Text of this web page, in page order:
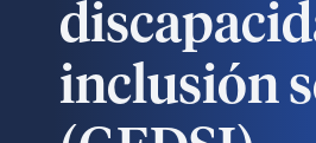
inclusión